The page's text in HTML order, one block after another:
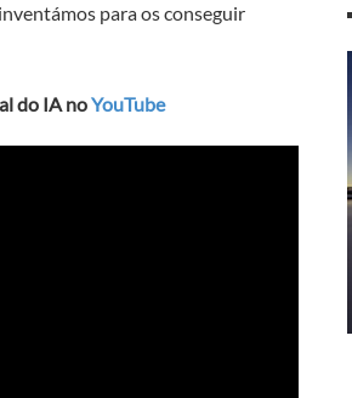
para os conseguir
do IA noYouTube